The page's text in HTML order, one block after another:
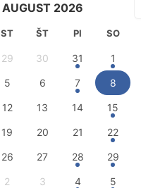
AUGUST 2026
ST ŠT PI SO
29 30 31 1
5 6 7 8
12 13 14 15
19 20 21 22
26 27 28 29
2 3 4 5